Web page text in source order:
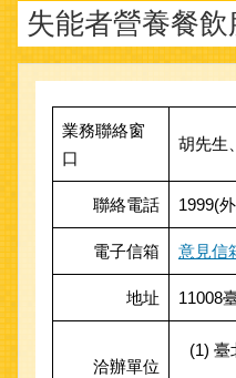
失能者營養餐飲
業務聯絡窗
口
胡先生
聯絡電話 1999(
電子信箱 意見信
地址 11008
洽辦單位
(1) 臺